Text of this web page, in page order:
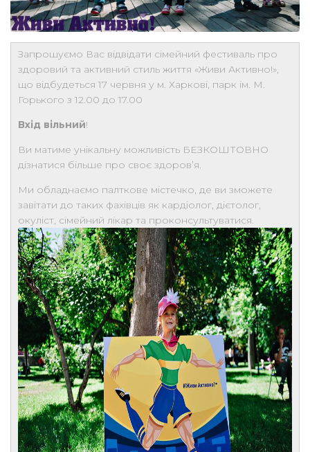
Запрошуємо Вас відвідати сімейний фестиваль про
здоровий та активний стиль життя «Живи Активно!»,
що відбудеться 17 червня у м. Харкові, парк ім. М.
Горького з 12.00 до 17.00
Вхід вільний!
Ви матиме унікальну можливість БЕЗКОШТОВНО
дізнатися більше про своє здоров’я.
Ми обладнаємо палткове містечко, де ви зможете
завітати до таких фахівців як кардіолог, дієтолог,
окуліст, сімейний лікар та проконсультуватися.